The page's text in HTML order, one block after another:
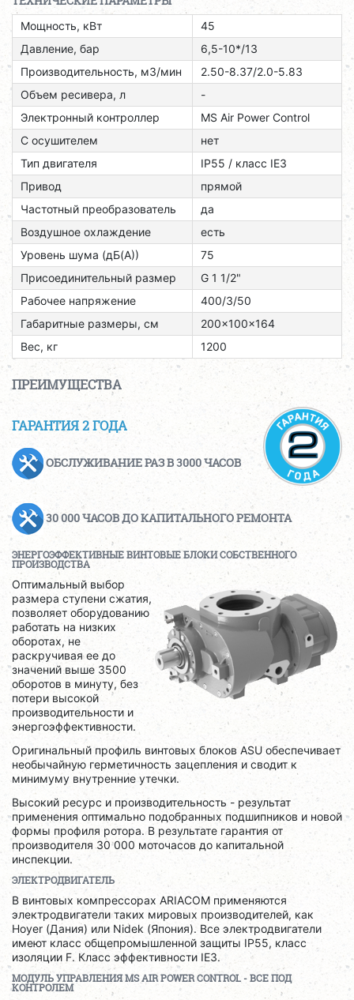
Мощность, кВт
45
Давление, бар
6,5-10*/13
Производительность, м3/мин
2.50-8.37/2.0-5.83
Объем ресивера, л
-
Электронный контроллер
MS Air Power Control
С осушителем
нет
Тип двигателя
ІР55 / класс ІЕЗ
Привод
прямой
Частотный преобразователь
да
Воздушное охлаждение
есть
Уровень шума (дБ(А))
75
Присоединительный размер
G 1 1/2"
Рабочее напряжение
400/3/50
Габаритные размеры, см
200x100x164
Вес, кг
1200
ПРЕИМУЩЕСТВА
ГАРАНТИЯ 2 ГОДА
ОБСЛУЖИВАНИЕ РАЗ В 3000 ЧАСОВ
30 000 ЧАСОВ ДО КАПИТАЛЬНОГО РЕМОНТА
ЭНЕРГОЭФФЕКТИВНЫЕ ВИНТОВЫЕ БЛОКИ СОБСТВЕННОГО
ПРОИЗВОДСТВА
Оптимальный выбор
размера ступени сжатия,
позволяет оборудованию
работать на низких
оборотах, не
раскручивая ее до
значений выше 3500
оборотов в минуту, без
потери высокой
производительности и
энергоэффективности.
Оригинальный профиль винтовых блоков ASU обеспечивает
необычайную герметичность зацепления и сводит к
минимуму внутренние утечки.
Высокий ресурс и производительность - результат
применения оптимально подобранных подшипников и новой
формы профиля ротора. В результате гарантия от
производителя 30 000 моточасов до капитальной
инспекции.
ЭЛЕКТРОДВИГАТЕЛЬ
В винтовых компрессорах ARIACOM применяются
электродвигатели таких мировых производителей, как
Hoyer (Дания) или Nidek (Япония). Все электродвигатели
имеют класс общепромышленной защиты IP55, класс
изоляции F. Класс эффективности IE3.
МОДУЛЬ УПРАВЛЕНИЯMSAIRPOWERCONTROL - ВСЕ ПОД
КОНТРОЛЕМ